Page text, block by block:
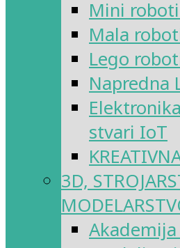
Mini
Mala
Lego
Napredna
stvari IoT
3D,
Akademija